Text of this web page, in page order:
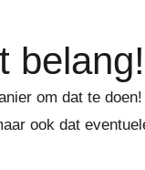
belang!
om dat te doen!
ook dat